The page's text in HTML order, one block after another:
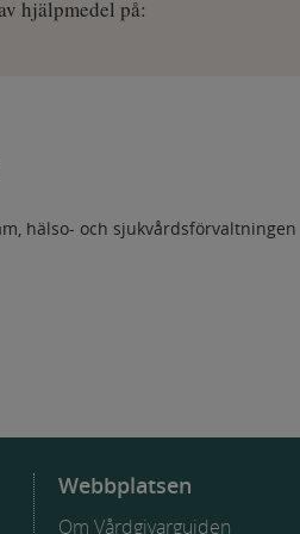
Varaktighet: 365 dagar.
Utfärdare: Google.
Varaktighet: 6 månader.
hjälpmedel på:
hälso- och sjukvårdsförvaltningen
Webbplatsen
Om Vårdgivarguiden